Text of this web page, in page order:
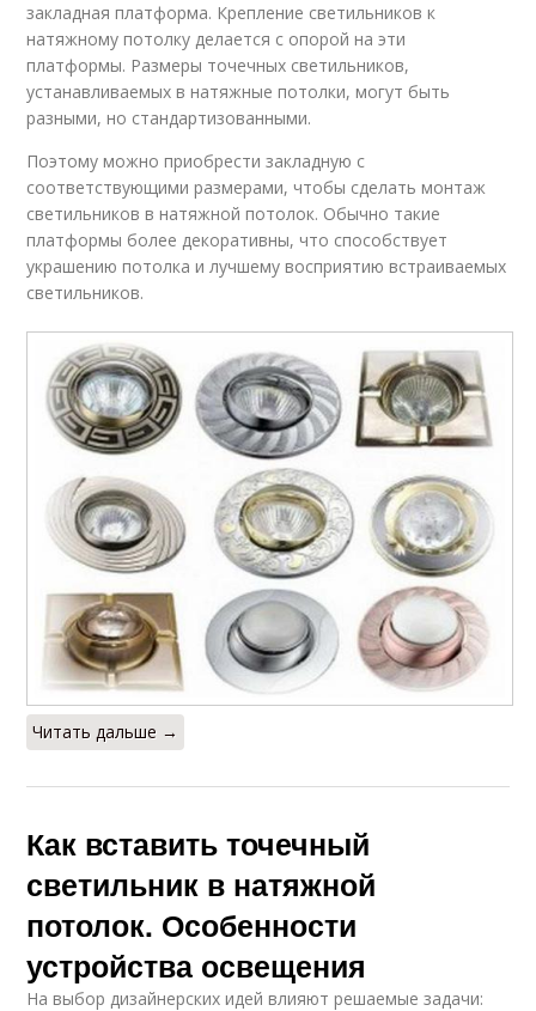
закладная платформа. Крепление светильников к
натяжному потолку делается с опорой на эти
платформы. Размеры точечных светильников,
устанавливаемых в натяжные потолки, могут быть
разными, но стандартизованными.
Поэтому можно приобрести закладную с
соответствующими размерами, чтобы сделать монтаж
светильников в натяжной потолок. Обычно такие
платформы более декоративны, что способствует
украшению потолка и лучшему восприятию встраиваемых
светильников.
Читать дальше →
Как вставить точечный
светильник в натяжной
потолок. Особенности
устройства освещения
На выбор дизайнерских идей влияют решаемые задачи: